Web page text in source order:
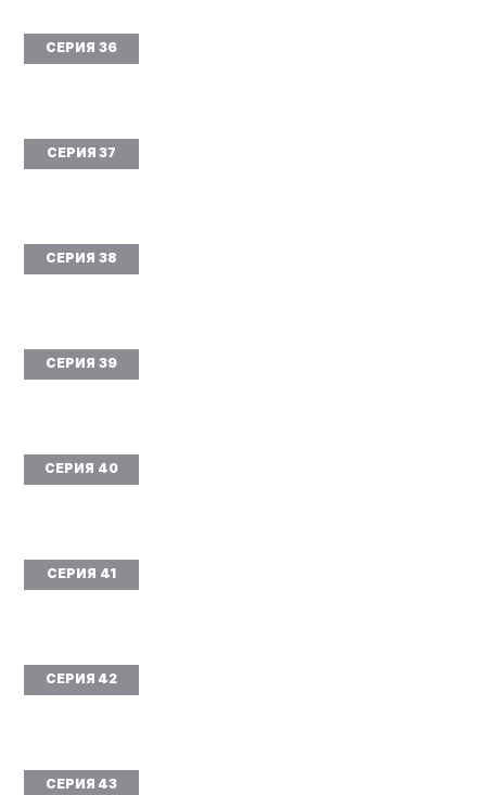
СЕРИЯ 36
СЕРИЯ 37
СЕРИЯ 38
СЕРИЯ 39
СЕРИЯ 40
СЕРИЯ 41
СЕРИЯ 42
СЕРИЯ 43